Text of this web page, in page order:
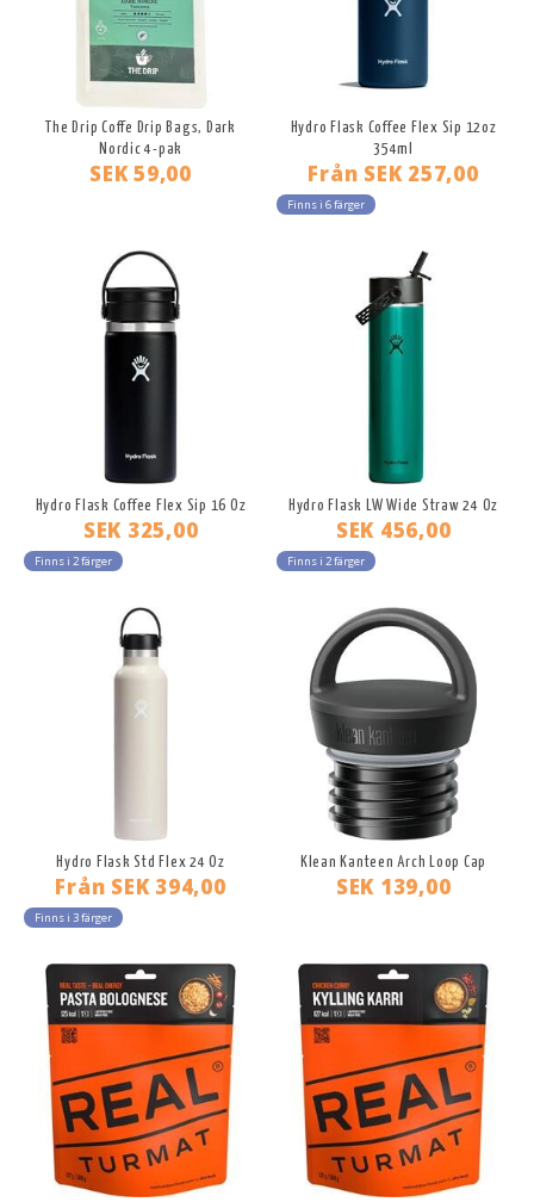
The Drip Coffe Drip Bags, Dark
Nordic 4-pak
SEK 59,00
Hydro Flask Coffee Flex Sip 12oz
354ml
Från SEK 257,00
Finns i 6 färger
Hydro Flask Coffee Flex Sip 16 Oz
SEK 325,00
Finns i 2 färger
Hydro Flask LW Wide Straw 24 Oz
SEK 456,00
Finns i 2 färger
Hydro Flask Std Flex 24 Oz
Från SEK 394,00
Finns i 3 färger
Klean Kanteen Arch Loop Cap
SEK 139,00